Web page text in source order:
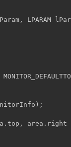
,
LPARAM
) ;
. top , area . right